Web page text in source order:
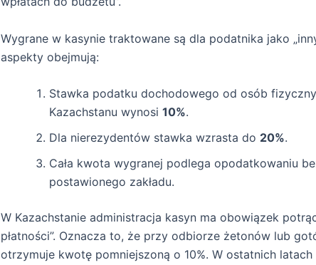
Wygrane w kasynie traktowane są dla podatnika jako
aspekty obejmują:
Stawka podatku dochodowego od osób
Kazachstanu wynosi 10%.
Dla nierezydentów stawka wzrasta do 20%.
Cała kwota wygranej podlega opodatkowaniu
postawionego zakładu.
W Kazachstanie administracja kasyn ma obowiązek
płatności”. Oznacza to, że przy odbiorze żetonów lub
otrzymuje kwotę pomniejszoną o 10%. W ostatnich latach